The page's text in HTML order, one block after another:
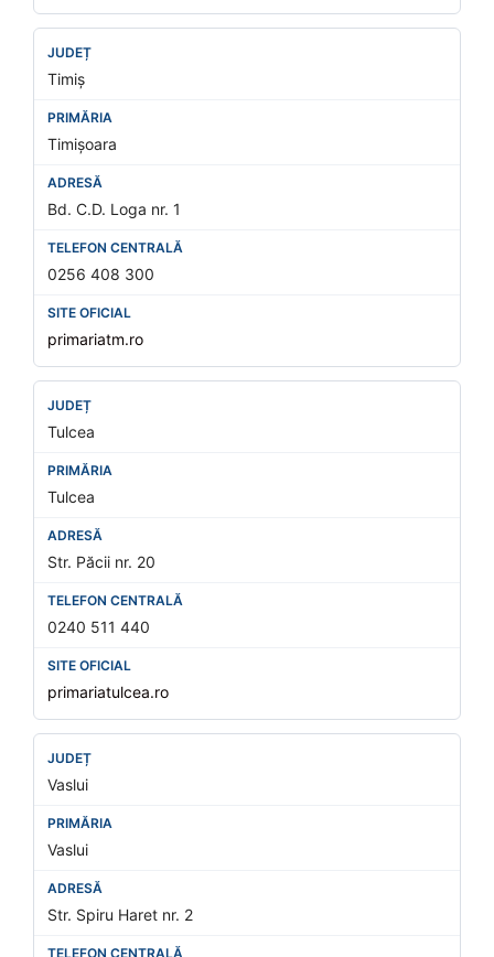
Timiș
Timișoara
Bd. C.D. Loga nr. 1
0256 408 300
primariatm.ro
Tulcea
Tulcea
Str. Păcii nr. 20
0240 511 440
primariatulcea.ro
Vaslui
Vaslui
Str. Spiru Haret nr. 2